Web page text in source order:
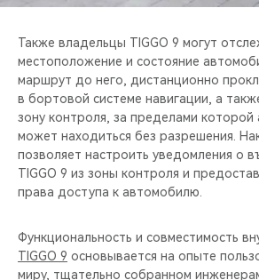
Также владельцы TIGGO 9 могут
местоположение и состояние
маршрут до него, дистанционно
в бортовой системе навигации, а
зону контроля, за пределами которой
может находиться без разрешения.
позволяет настроить уведомления о
TIGGO 9 из зоны контроля и
права доступа к автомобилю.
Функциональность и совместимость
TIGGO 9 основывается на опыте
миру, тщательно собранном